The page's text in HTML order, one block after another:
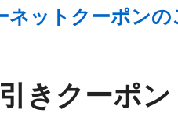
ットクーポンの
きクーポン